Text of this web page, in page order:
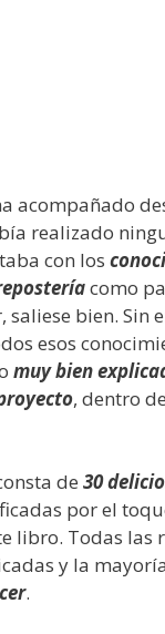
acompañado
realizado
con los
como
saliese bien. Sin
esos
muy bien
, dentro
de 30
por el
libro. Todas las
y la
.